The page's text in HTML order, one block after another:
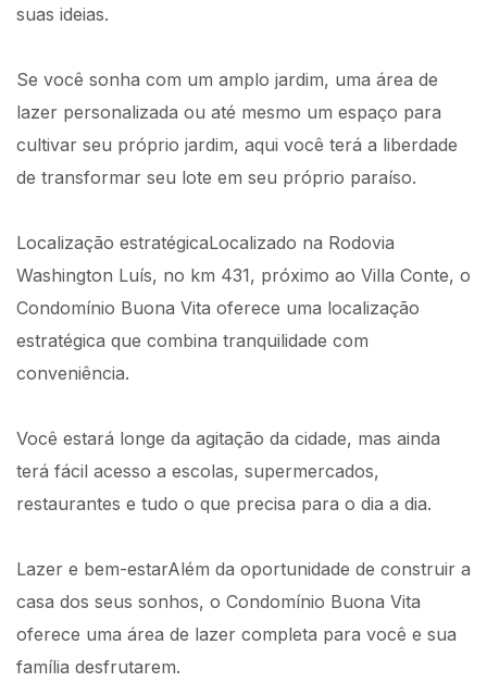
suas ideias.
Se você sonha com um amplo jardim, uma área de
lazer personalizada ou até mesmo um espaço para
cultivar seu próprio jardim, aqui você terá a liberdade
de transformar seu lote em seu próprio paraíso.
Localização estratégicaLocalizado na Rodovia
Washington Luís, no km 431, próximo ao Villa Conte, o
Condomínio Buona Vita oferece uma localização
estratégica que combina tranquilidade com
conveniência.
Você estará longe da agitação da cidade, mas ainda
terá fácil acesso a escolas, supermercados,
restaurantes e tudo o que precisa para o dia a dia.
Lazer e bem-estarAlém da oportunidade de construir a
casa dos seus sonhos, o Condomínio Buona Vita
oferece uma área de lazer completa para você e sua
família desfrutarem.